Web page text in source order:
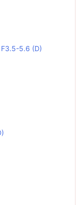
F3.5-5.6 (D)